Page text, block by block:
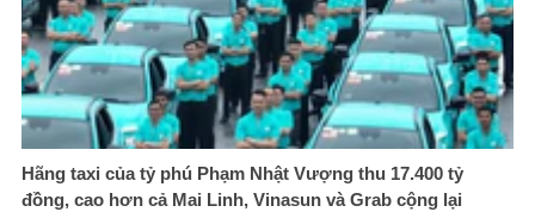
Hãng taxi của tỷ phú Phạm Nhật Vượng thu 17.400 tỷ
đồng, cao hơn cả Mai Linh, Vinasun và Grab cộng lại